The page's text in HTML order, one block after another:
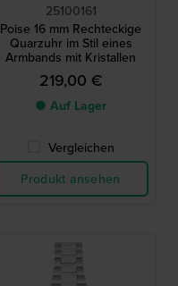
25100161
Poise 16 mm Rechteckige
Quarzuhr im Stil eines
Armbands mit Kristallen
219,00 €
● Auf Lager
Vergleichen
Produkt ansehen